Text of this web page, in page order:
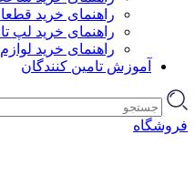
راهنمای خرید
راهنمای خرید لپ
راهنمای خرید
آموزش تامین کنندگان
فروشگاه